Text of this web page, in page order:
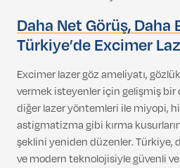
Daha Net Görüş, Daha
Türkiye’de Excimer
Excimer lazer göz ameliyatı,
vermek isteyenler için gelişmiş bir
diğer lazer yöntemleri ile miyopi,
astigmatizma gibi kırma
şeklini yeniden düzenler. Türkiye,
ve modern teknolojisiyle güvenli